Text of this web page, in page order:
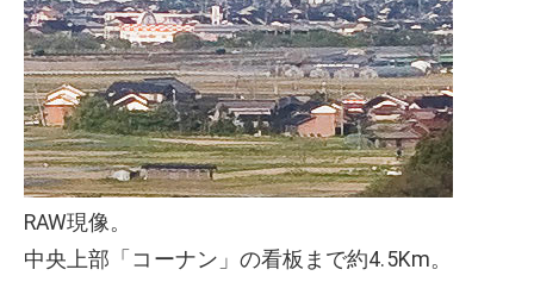
RAW現像。
中央上部「コーナン」の看板まで約4.5Km。